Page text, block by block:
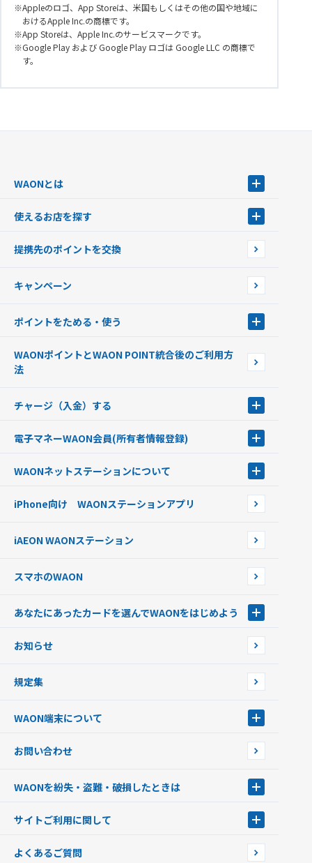
Appleのロゴ、App Storeは、米国もしくはその他の国や地域に
おけるApple Inc.の商標です。
App Storeは、Apple Inc.のサービスマークです。
Google Play および Google Play ロゴは Google LLC の商標で
す。
WAONとは
WAONを申込む
インターネット上でのお買い物について（ネット決済）
使えるお店を探す
店舗検索
イオン銀行ATM設置場所
提携先のポイントを交換
キャンペーン
ポイントをためる・使う
ポイントの有効期限について
WAONポイントとWAON POINT統合後のご利用方
法
チャージ（入金）する
現金でチャージする
銀行口座・ATMからチャージする
オートチャージ
ポイントからチャージする
チャージ上限金額の変更について
電子マネーWAON会員(所有者情報登録)
WAON POINTサービス会員登録に伴う個人データの共同利用のお知
WAONネットステーションについて
WAONネットステーションWAON端末について
iPhone向け WAONステーションアプリ
iAEON WAONステーション
スマホのWAON
あなたにあったカードを選んでWAONをはじめよう
フードバンク応援WAON
ご当地WAON
G.G WAON
WAONカード・WAONカードプラス
モバイルWAON
提携WAONカード
お知らせ
規定集
WAON端末について
WAONネットステーション
新型WAONステーション
WAONチャージャーmini
お問い合わせ
WAONを紛失・盗難・破損したときは
WAONカードの拾得について
サイトご利用に関して
企業情報
よくあるご質問